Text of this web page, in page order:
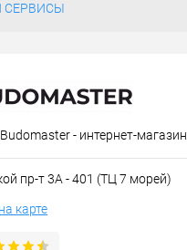
- интернет-магазин
пр-т 3А - 401 (ТЦ 7 морей)
карте